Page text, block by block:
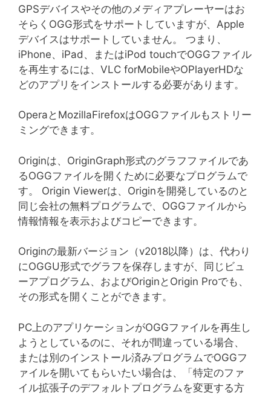
GPSデバイスやその他のメディアプレーヤーはお
そらくOGG形式をサポートしていますが、Apple
デバイスはサポートしていません。 つまり、
iPhone、iPad、またはiPod touchでOGGファイル
を再生するには、VLC forMobileやOPlayerHDな
どのアプリをインストールする必要があります。
OperaとMozillaFirefoxはOGGファイルもストリー
ミングできます。
Originは、OriginGraph形式のグラフファイルであ
るOGGファイルを開くために必要なプログラムで
す。 Origin Viewerは、Originを開発しているのと
同じ会社の無料プログラムで、OGGファイルから
情報情報を表示およびコピーできます。
Originの最新バージョン（v2018以降）は、代わり
にOGGU形式でグラフを保存しますが、同じビュ
ーアプログラム、およびOriginとOrigin Proでも、
その形式を開くことができます。
PC上のアプリケーションがOGGファイルを再生し
ようとしているのに、それが間違っている場合、
または別のインストール済みプログラムでOGGフ
ァイルを開いてもらいたい場合は、「特定のファ
イル拡張子のデフォルトプログラムを変更する方